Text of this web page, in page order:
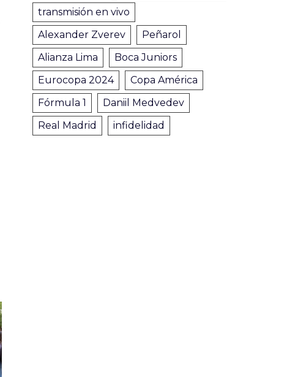
transmisión en vivo
Alexander Zverev
Peñarol
Alianza Lima
Boca Juniors
Eurocopa 2024
Copa América
Fórmula 1
Daniil Medvedev
Real Madrid
infidelidad